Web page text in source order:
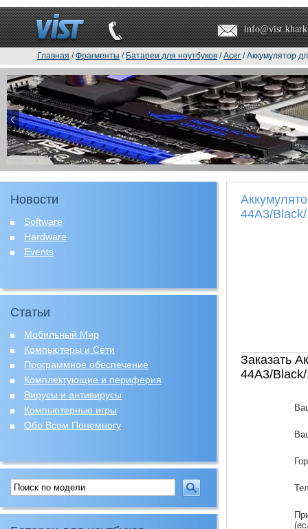
Главная /Фрагменты / Батареи для ноутбуков /Acer / Аккумулятор
Новости
Software
Hardware
Events
Статьи
Мобильный Мир
Компьютеры и Сети
Программное обеспечение
Комплектующие и периферия
Вирусы и антивирусы
Компьютерные игры
Обо Всем Понемногу
44A3/
Заказать
44A3/